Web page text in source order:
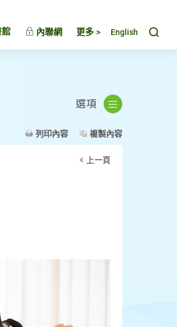
館 內聯網 更多 > English
選項
列印內容 複製內容
上一頁